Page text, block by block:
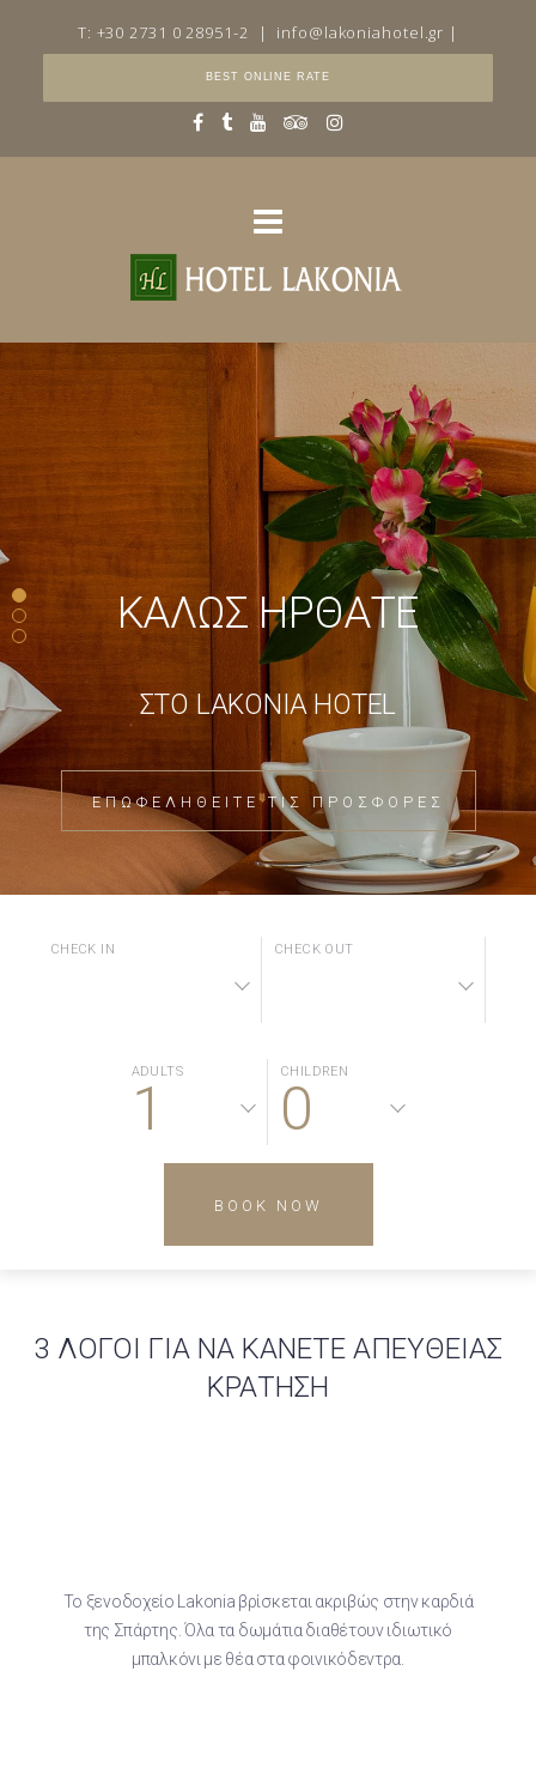
T: +30 2731 0 28951-2 | info@lakoniahotel.gr |
BEST ONLINE RATE
ΚΑΛΩΣ ΗΡΘΑΤΕ
ΣΤΟ LAKONIA HOTEL
ΕΠΩΦΕΛΗΘΕΙΤΕ ΤΙΣ ΠΡΟΣΦΟΡΕΣ
CHECK IN CHECK OUT
ADULTS
1
CHILDREN
0
BOOK NOW
3 ΛΟΓΟΙ ΓΙΑ ΝΑ ΚΑΝΕΤΕ ΑΠΕΥΘΕΙΑΣ
ΚΡΑΤΗΣΗ
Το ξενοδοχείο Lakonia βρίσκεται ακριβώς στην καρδιά
της Σπάρτης. Όλα τα δωμάτια διαθέτουν ιδιωτικό
μπαλκόνι με θέα στα φοινικόδεντρα.